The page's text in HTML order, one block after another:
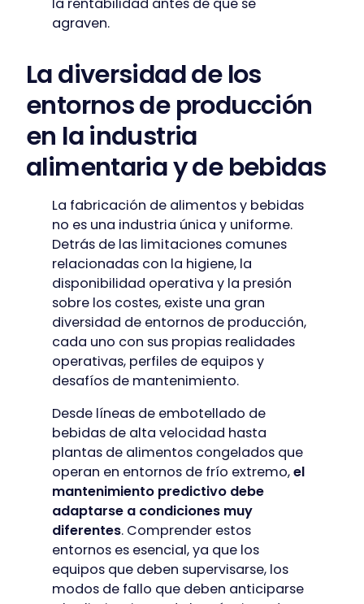
agraven.
La diversidad de los
entornos de producción
en la industria
alimentaria y de bebidas
La fabricación de alimentos y bebidas
no es una industria única y uniforme.
Detrás de las limitaciones comunes
relacionadas con la higiene, la
disponibilidad operativa y la presión
sobre los costes, existe una gran
diversidad de entornos de producción,
cada uno con sus propias realidades
operativas, perfiles de equipos y
desafíos de mantenimiento.
Desde líneas de embotellado de
bebidas de alta velocidad hasta
plantas de alimentos congelados que
operan en entornos de frío extremo,el
mantenimiento predictivo debe
adaptarse a condiciones muy
diferentes. Comprender estos
entornos es esencial, ya que los
equipos que deben supervisarse, los
modos de fallo que deben anticiparse